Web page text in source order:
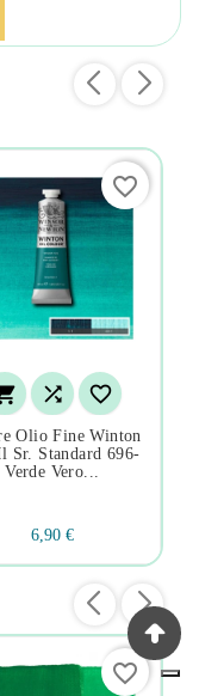
 
Olio Fine Winton
Sr. Standard 696-
Verde Vero...
6,90 €
favorite_border
favorite_border